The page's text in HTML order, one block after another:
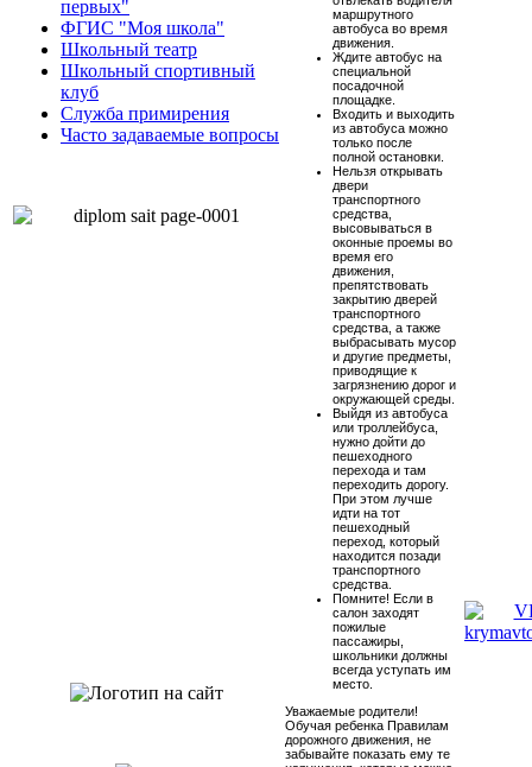
первых"
ФГИС "Моя школа"
Школьный театр
Школьный спортивный
клуб
Служба примирения
Часто задаваемые вопросы
маршрутного
автобуса во время
движения.
Ждите автобус на
специальной
посадочной
площадке.
Входить и выходить
из автобуса можно
только после
полной остановки.
Нельзя открывать
двери
транспортного
средства,
высовываться в
оконные проемы во
время его
движения,
препятствовать
закрытию дверей
транспортного
средства, а также
выбрасывать мусор
и другие предметы,
приводящие к
загрязнению дорог и
окружающей среды.
Выйдя из автобуса
или троллейбуса,
нужно дойти до
пешеходного
перехода и там
переходить дорогу.
При этом лучше
идти на тот
пешеходный
переход, который
находится позади
транспортного
средства.
Помните! Если в
салон заходят
пожилые
пассажиры,
школьники должны
всегда уступать им
место.
Уважаемые родители!
Обучая ребенка Правилам
дорожного движения, не
забывайте показать ему те